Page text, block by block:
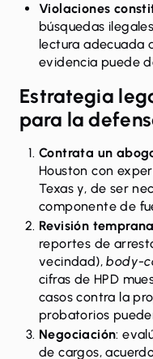
Violaciones
búsquedas
lectura adecuada
evidencia puede
Estrategia
para la
Contrata un
Houston con
Texas y, de ser
componente de
Revisión
reportes de
vecindad),body-
cifras de HPD
casos contra la
probatorios
Negociación:
de cargos,